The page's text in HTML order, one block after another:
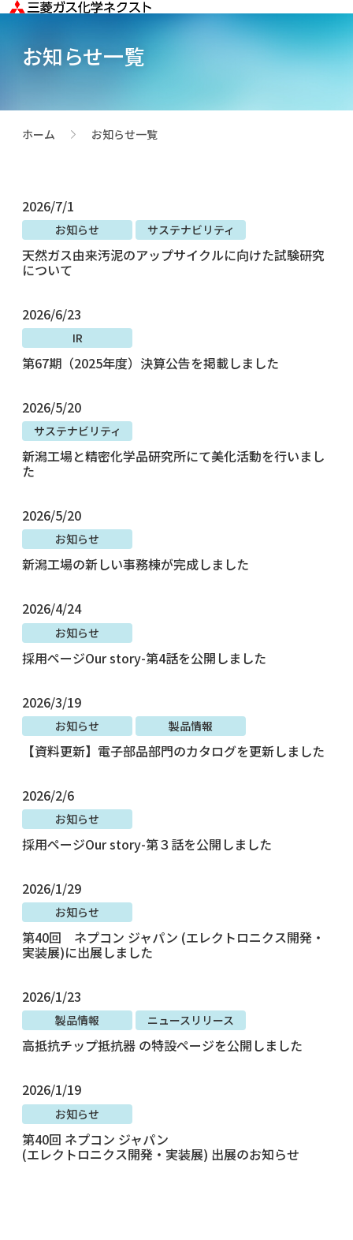
お知らせ一覧
ホーム お知らせ一覧
2026/7/1
お知らせ サステナビリティ
天然ガス由来汚泥のアップサイクルに向けた試験研究
について
2026/6/23
IR
第67期（2025年度）決算公告を掲載しました
2026/5/20
サステナビリティ
新潟工場と精密化学品研究所にて美化活動を行いまし
た
2026/5/20
お知らせ
新潟工場の新しい事務棟が完成しました
2026/4/24
お知らせ
採用ページOur story-第4話を公開しました
2026/3/19
お知らせ 製品情報
【資料更新】電子部品部門のカタログを更新しました
2026/2/6
お知らせ
採用ページOur story-第３話を公開しました
2026/1/29
お知らせ
第40回 ネプコン ジャパン (エレクトロニクス開発・
実装展)に出展しました
2026/1/23
製品情報 ニュースリリース
高抵抗チップ抵抗器 の特設ページを公開しました
2026/1/19
お知らせ
第40回 ネプコン ジャパン
(エレクトロニクス開発・実装展) 出展のお知らせ